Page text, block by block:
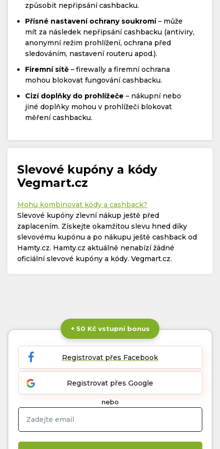
způsobit nepřipsání cashbacku.
Přísné nastavení ochrany soukromí– může
mít za následek nepřipsání cashbacku (antiviry,
anonymní režim prohlížení, ochrana před
sledováním, nastavení routeru apod.).
Firemní sítě – firewally a firemní ochrana
mohou blokovat fungování cashbacku.
Cizí doplňky do prohlížeče – nákupní nebo
jiné doplňky mohou v prohlížeči blokovat
měření cashbacku.
Slevové kupóny a kódy
Vegmart.cz
Mohu kombinovat kódy a cashback?
Slevové kupóny zlevní nákup ještě před
zaplacením. Získejte okamžitou slevu hned díky
slevovému kupónu a po nákupu ještě cashback od
Hamty.cz. Hamty.cz aktuálně nenabízí žádné
oficiální slevové kupóny a kódy. Vegmart.cz.
+ 50 Kč vstupní bonus
Registrovat přes Facebook
Registrovat přes Google
nebo